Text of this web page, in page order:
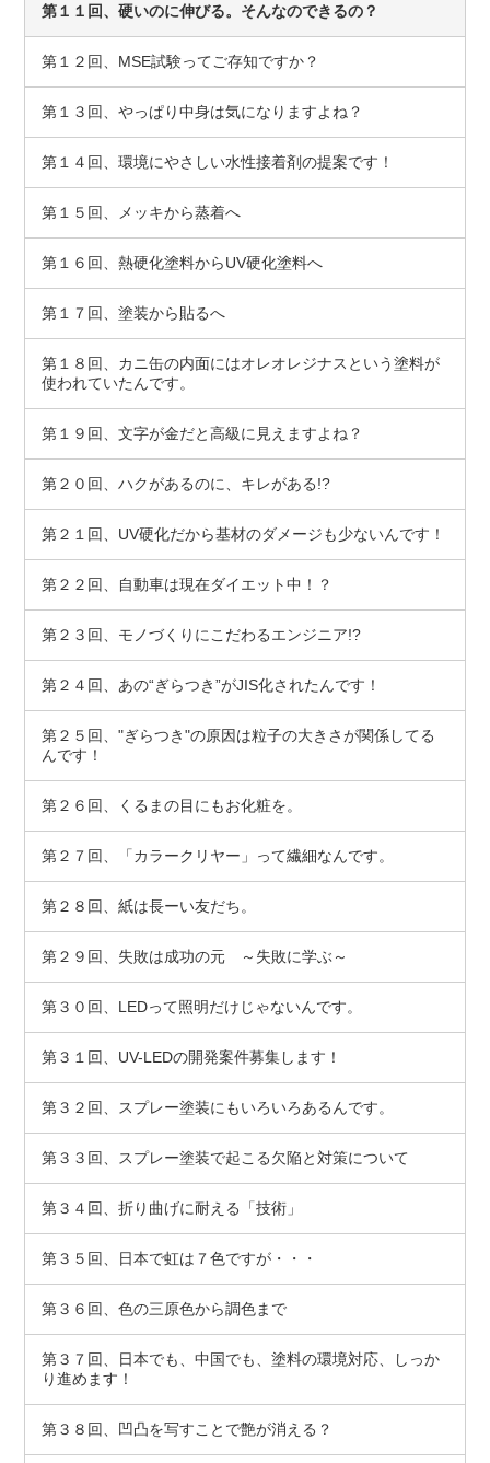
第１１回、硬いのに伸びる。そんなのできるの？
第１２回、MSE試験ってご存知ですか？
第１３回、やっぱり中身は気になりますよね？
第１４回、環境にやさしい水性接着剤の提案です！
第１５回、メッキから蒸着へ
第１６回、熱硬化塗料からUV硬化塗料へ
第１７回、塗装から貼るへ
第１８回、カニ缶の内面にはオレオレジナスという塗料が
使われていたんです。
第１９回、文字が金だと高級に見えますよね？
第２０回、ハクがあるのに、キレがある!?
第２１回、UV硬化だから基材のダメージも少ないんです！
第２２回、自動車は現在ダイエット中！？
第２３回、モノづくりにこだわるエンジニア!?
第２４回、あの“ぎらつき”がJIS化されたんです！
第２５回、"ぎらつき"の原因は粒子の大きさが関係してる
んです！
第２６回、くるまの目にもお化粧を。
第２７回、「カラークリヤー」って繊細なんです。
第２８回、紙は長ーい友だち。
第２９回、失敗は成功の元 ～失敗に学ぶ～
第３０回、LEDって照明だけじゃないんです。
第３１回、UV-LEDの開発案件募集します！
第３２回、スプレー塗装にもいろいろあるんです。
第３３回、スプレー塗装で起こる欠陥と対策について
第３４回、折り曲げに耐える「技術」
第３５回、日本で虹は７色ですが・・・
第３６回、色の三原色から調色まで
第３７回、日本でも、中国でも、塗料の環境対応、しっか
り進めます！
第３８回、凹凸を写すことで艶が消える？